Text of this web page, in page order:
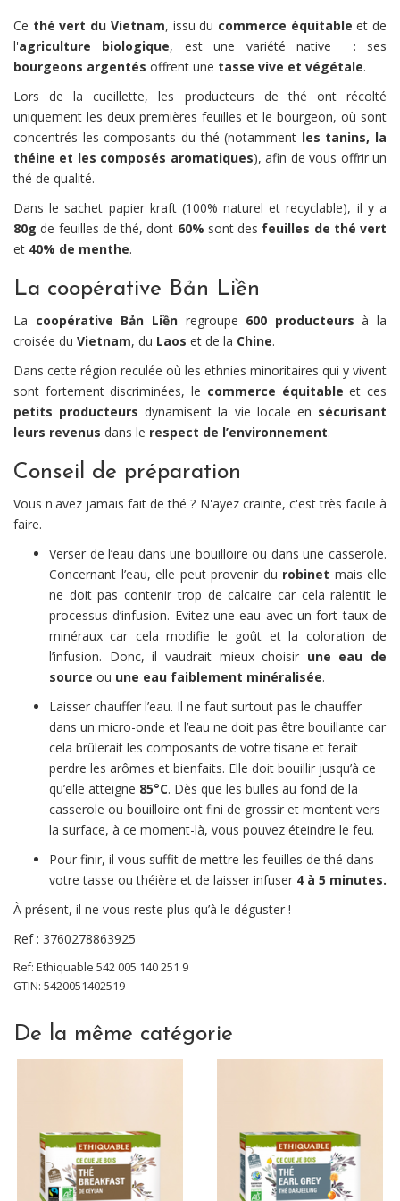
Ce thé vert du Vietnam, issu du commerce équitable et de
l'agriculture biologique,
est une variété native : ses
bourgeons argentés offrent une tasse vive et végétale.
Lors de la cueillette, les producteurs de thé ont récolté
uniquement les deux premières feuilles et le bourgeon, où sont
concentrés les composants du thé (notamment les tanins, la
théine et les composés aromatiques), afin de vous offrir un
thé de qualité.
Dans le sachet papier kraft (100% naturel et recyclable), il y a
80g de feuilles de thé, dont 60% sont des feuilles de thé vert
et 40% de menthe.
La coopérative Bản Liền
La coopérative Bản Liềnregroupe 600 producteurs à la
croisée du Vietnam, du Laos et de la Chine.
Dans cette région reculée où les ethnies minoritaires qui y vivent
sont fortement discriminées, le commerce équitable et ces
petits producteurs dynamisent la vie locale en sécurisant
leurs revenus dans le respect de l’environnement.
Conseil de préparation
Vous n'avez jamais fait de thé ? N'ayez crainte, c'est très facile à
faire.
Verser de l’eau dans une bouilloire ou dans une casserole.
Concernant l’eau, elle peut provenir du robinet mais elle
ne doit pas contenir trop de calcaire car cela ralentit le
processus d’infusion. Evitez une eau avec un fort taux de
minéraux car cela modifie le goût et la coloration de
l’infusion. Donc, il vaudrait mieux choisir une eau de
source ou une eau faiblement minéralisée.
Laisser chauffer l’eau. Il ne faut surtout pas le chauffer
dans un micro-onde et l’eau ne doit pas être bouillante car
cela brûlerait les composants de votre tisane et ferait
perdre les arômes et bienfaits. Elle doit bouillir jusqu’à ce
qu’elle atteigne 85°C. Dès que les bulles au fond de la
casserole ou bouilloire ont fini de grossir et montent vers
la surface, à ce moment-là, vous pouvez éteindre le feu.
Pour finir, il vous suffit de mettre les feuilles de thé dans
votre tasse ou théière et de laisser infuser 4 à 5 minutes.
À présent, il ne vous reste plus qu’à le déguster !
Ref : 3760278863925
Ref: Ethiquable 542 005 140 251 9
GTIN: 5420051402519
De la même catégorie